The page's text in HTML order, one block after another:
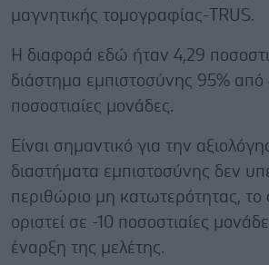
μαγνητικής τομογραφίας-TRUS.
Η διαφορά εδώ ήταν 4,29
διάστημα εμπιστοσύνης 95%
ποσοστιαίες μονάδες.
Είναι σημαντικό για την
διαστήματα εμπιστοσύνης δεν
περιθώριο μη κατωτερότητας, το
οριστεί σε -10 ποσοστιαίες
έναρξη της μελέτης.